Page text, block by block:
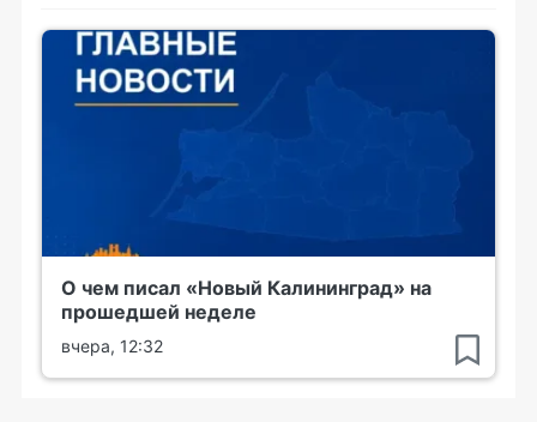
О чем писал «Новый Калининград» на
прошедшей неделе
вчера, 12:32